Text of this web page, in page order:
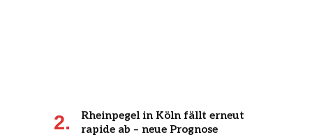
Rheinpegel in Köln fällt erneut
rapide ab – neue Prognose